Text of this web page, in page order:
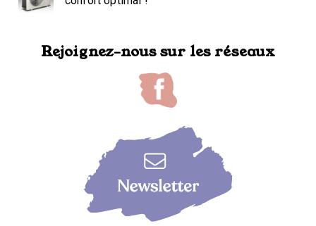
Rejoignez-nous sur les réseaux